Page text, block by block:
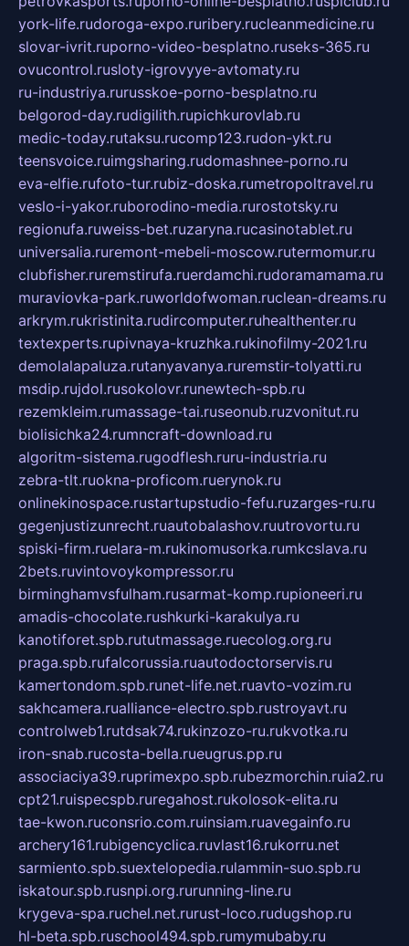
york-life.rudoroga-expo.ruribery.rucleanmedicine.ru
slovar-ivrit.ruporno-video-besplatno.ruseks-365.ru
ovucontrol.rusloty-igrovyye-avtomaty.ru
ru-industriya.rurusskoe-porno-besplatno.ru
belgorod-day.rudigilith.rupichkurovlab.ru
medic-today.rutaksu.rucomp123.rudon-ykt.ru
teensvoice.ruimgsharing.rudomashnee-porno.ru
eva-elfie.rufoto-tur.rubiz-doska.rumetropoltravel.ru
veslo-i-yakor.ruborodino-media.rurostotsky.ru
regionufa.ruweiss-bet.ruzaryna.rucasinotablet.ru
universalia.ruremont-mebeli-moscow.rutermomur.ru
clubfisher.ruremstirufa.ruerdamchi.rudoramamama.ru
muraviovka-park.ruworldofwoman.ruclean-dreams.ru
arkrym.rukristinita.rudircomputer.ruhealthenter.ru
textexperts.rupivnaya-kruzhka.rukinofilmy-2021.ru
demolalapaluza.rutanyavanya.ruremstir-tolyatti.ru
msdip.rujdol.rusokolovr.runewtech-spb.ru
rezemkleim.rumassage-tai.ruseonub.ruzvonitut.ru
biolisichka24.rumncraft-download.ru
algoritm-sistema.rugodflesh.ruru-industria.ru
zebra-tlt.ruokna-proficom.ruerynok.ru
onlinekinospace.rustartupstudio-fefu.ruzarges-ru.ru
gegenjustizunrecht.ruautobalashov.ruutrovortu.ru
spiski-firm.ruelara-m.rukinomusorka.rumkcslava.ru
2bets.ruvintovoykompressor.ru
birminghamvsfulham.rusarmat-komp.rupioneeri.ru
amadis-chocolate.rushkurki-karakulya.ru
kanotiforet.spb.rututmassage.ruecolog.org.ru
praga.spb.rufalcorussia.ruautodoctorservis.ru
kamertondom.spb.runet-life.net.ruavto-vozim.ru
sakhcamera.rualliance-electro.spb.rustroyavt.ru
controlweb1.rutdsak74.rukinzozo-ru.rukvotka.ru
iron-snab.rucosta-bella.rueugrus.pp.ru
associaciya39.ruprimexpo.spb.rubezmorchin.ruia2.ru
cpt21.ruispecspb.ruregahost.rukolosok-elita.ru
tae-kwon.ruconsrio.com.ruinsiam.ruavegainfo.ru
archery161.rubigencyclica.ruvlast16.rukorru.net
sarmiento.spb.suextelopedia.rulammin-suo.spb.ru
iskatour.spb.rusnpi.org.rurunning-line.ru
krygeva-spa.ruchel.net.rurust-loco.rudugshop.ru
hl-beta.spb.ruschool494.spb.rumymubaby.ru